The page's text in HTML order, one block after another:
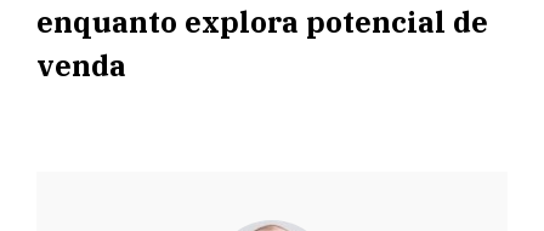
enquanto explora potencial de
venda